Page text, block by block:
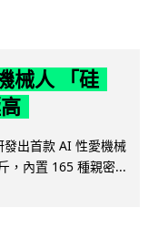
械人 「硅
出首款 AI 性愛機械
，內置 165 種親密...